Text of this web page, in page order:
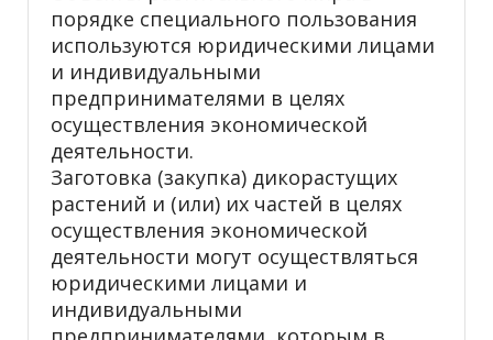
порядке специального пользования
используются юридическими лицами
и индивидуальными
предпринимателями в целях
осуществления экономической
деятельности.
Заготовка (закупка) дикорастущих
растений и (или) их частей в целях
осуществления экономической
деятельности могут осуществляться
юридическими лицами и
индивидуальными